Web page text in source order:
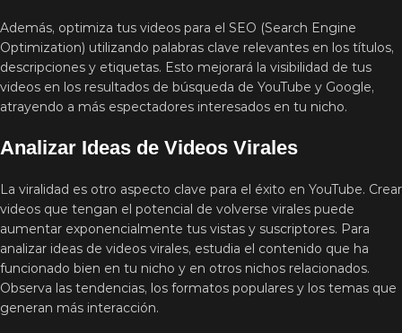
Además, optimiza tus videos para el SEO (Search Engine
Optimization) utilizando palabras clave relevantes en los títulos,
descripciones y etiquetas. Esto mejorará la visibilidad de tus
videos en los resultados de búsqueda de YouTube y Google,
atrayendo a más espectadores interesados en tu nicho.
Analizar Ideas de Videos Virales
La viralidad es otro aspecto clave para el éxito en YouTube. Crear
videos que tengan el potencial de volverse virales puede
aumentar exponencialmente tus vistas y suscriptores. Para
analizar ideas de videos virales, estudia el contenido que ha
funcionado bien en tu nicho y en otros nichos relacionados.
Observa las tendencias, los formatos populares y los temas que
generan más interacción.